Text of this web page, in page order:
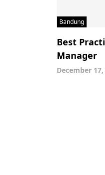
Bandung
Best
Manager
December 17,